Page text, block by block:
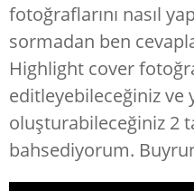
fotoğraflarını nasıl
sormadan ben
Highlight cover
editleyebileceğiniz
oluşturabileceğiniz 2
bahsediyorum.